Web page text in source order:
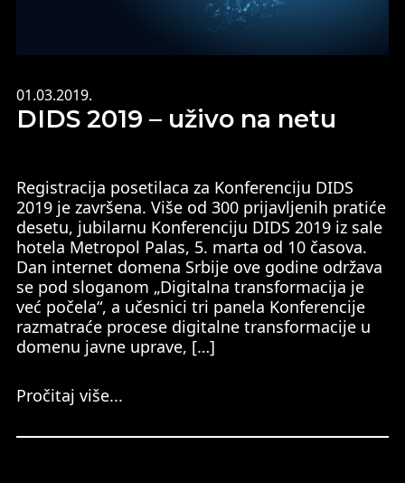
01.03.2019.
DIDS 2019 – uživo na netu
Registracija posetilaca za Konferenciju DIDS
2019 je završena. Više od 300 prijavljenih pratiće
desetu, jubilarnu Konferenciju DIDS 2019 iz sale
hotela Metropol Palas, 5. marta od 10 časova.
Dan internet domena Srbije ove godine održava
se pod sloganom „Digitalna transformacija je
već počela“, a učesnici tri panela Konferencije
razmatraće procese digitalne transformacije u
domenu javne uprave, […]
Pročitaj više...